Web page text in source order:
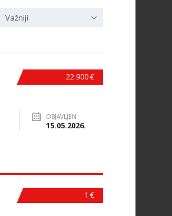
Važniji
22.900 €
OBJAVLJEN
15.05.2026.
1 €